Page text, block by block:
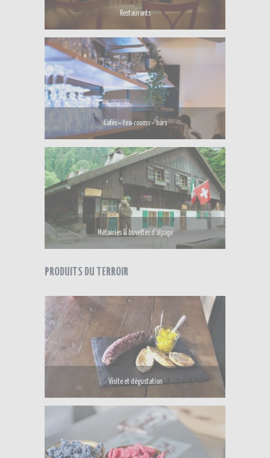
Restaurants
Cafés – tea-rooms – bars
Métairies & buvettes d’alpage
PRODUITS DU TERROIR
Visite et dégustation